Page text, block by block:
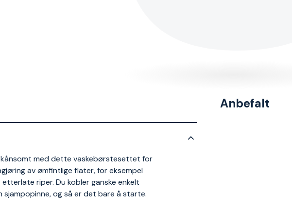
med dette vaskebørstesettet for
av ømfintlige flater, for eksempel
riper. Du kobler ganske enkelt
sjampopinne, og så er det bare å starte.
Anbefalt